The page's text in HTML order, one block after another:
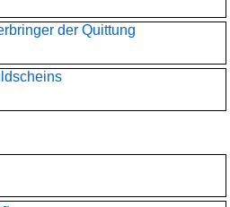
der Quittung